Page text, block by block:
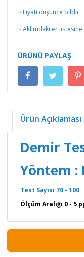
· Fiyatı düşünce bildir
· Aklımdakiler listesine
ÜRÜNÜ PAYLAŞ
Ürün Açıklaması
Demir
Yöntem
Test Sayısı 70 - 100
Ölçüm Aralığı 0 - 5